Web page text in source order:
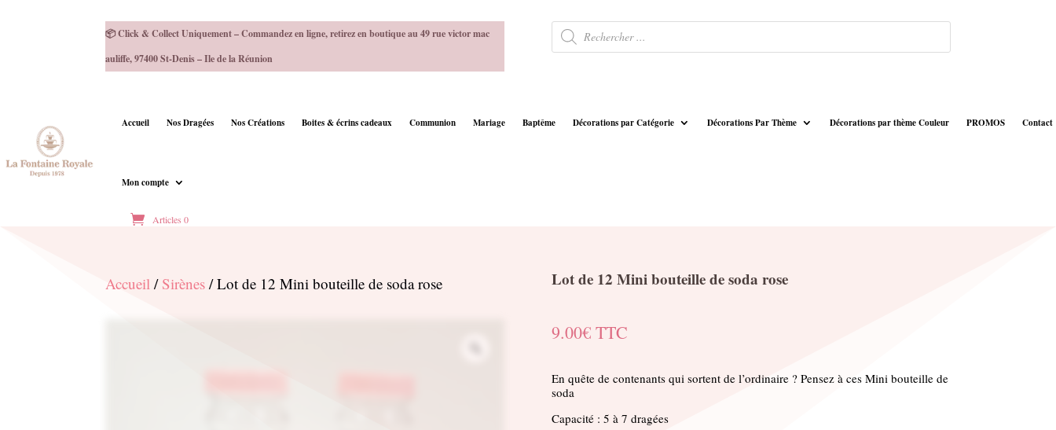
📦 Click & Collect Uniquement – Commandez en ligne, retirez en boutique au 49 rue victor mac
auliffe, 97400 St-Denis – Ile de la Réunion
Recherche
de
produits
Accueil Nos Dragées Nos Créations Boites & écrins cadeaux Communion Mariage Baptême Décorations par Catégorie Décorations Par Thème Décorations par thème Couleur PROMOS Contact
Mon compte
Articles 0
Accueil / Sirènes / Lot de 12 Mini bouteille de soda rose Lot de 12 Mini bouteille de soda rose
9.00€ TTC
En quête de contenants qui sortent de l’ordinaire ? Pensez à ces Mini bouteille de
soda
Capacité : 5 à 7 dragées